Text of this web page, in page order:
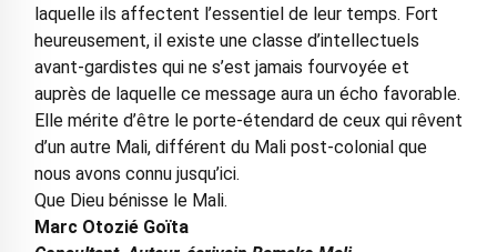
laquelle ils affectent l’essentiel de leur temps. Fort
heureusement, il existe une classe d’intellectuels
avant-gardistes qui ne s’est jamais fourvoyée et
auprès de laquelle ce message aura un écho favorable.
Elle mérite d’être le porte-étendard de ceux qui rêvent
d’un autre Mali, différent du Mali post-colonial que
nous avons connu jusqu’ici.
Que Dieu bénisse le Mali.
Marc Otozié Goïta